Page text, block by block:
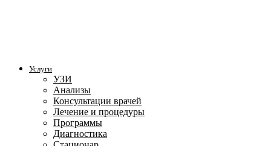
Услуги
УЗИ
Анализы
Консультации врачей
Лечение и процедуры
Программы
Диагностика